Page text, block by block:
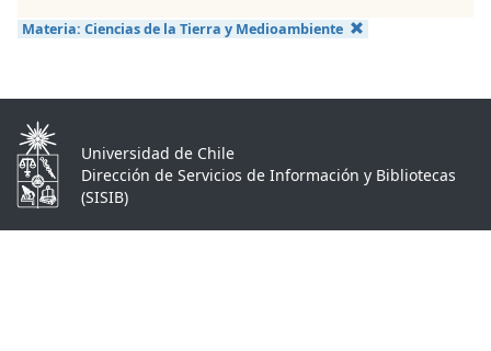
Materia: Ciencias de la Tierra y Medioambiente
Universidad de Chile
Dirección de Servicios de Información y Bibliotecas
(SISIB)